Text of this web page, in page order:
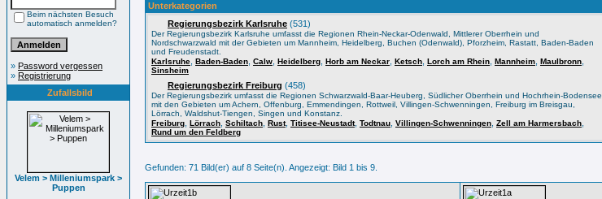
Beim nächsten Besuch
automatisch anmelden?
» Password vergessen
» Registrierung
Zufallsbild
Velem > Milleniumspark >
Puppen
Unterkategorien
Regierungsbezirk Karlsruhe (531)
Der Regierungsbezirk Karlsruhe umfasst die Regionen Rhein-Neckar-Odenwald, Mittlerer Oberrhein und
Nordschwarzwald mit der Gebieten um Mannheim, Heidelberg, Buchen (Odenwald), Pforzheim, Rastatt, Baden-Baden
und Freudenstadt.
Karlsruhe Baden-Baden Calw Heidelberg Horb am Neckar Ketsch Lorch am Rhein Mannheim Maulbronn
Sinsheim
Regierungsbezirk Freiburg (458)
Der Regierungsbezirk umfasst die Regionen Schwarzwald-Baar-Heuberg, Südlicher Oberrhein und Hochrhein-Bodensee
mit den Gebieten um Achern, Offenburg, Emmendingen, Rottweil, Villingen-Schwenningen, Freiburg im Breisgau,
Lörrach, Waldshut-Tiengen, Singen und Konstanz.
Freiburg Lörrach Schiltach Rust, Titisee-Neustadt, Todtnau Villingen-Schwenningen Zell am Harmersbach
Rund um den Feldberg
Gefunden: 71 Bild(er) auf 8 Seite(n). Angezeigt: Bild 1 bis 9.